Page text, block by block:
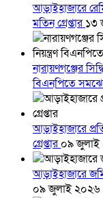
আড়াইহাজারে
মতিন গ্রেপ্তার১৩
নারায়ণগঞ্জের
বিএনপিতে
আড়াইহাজারে
গ্রেপ্তার০৯
আড়াইহাজারে
০৯ জুলাই ২০২৬